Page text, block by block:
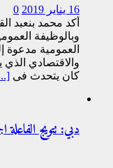
16 يناير 2019
0
أكد محمد بنعبد
وبالوظيفة
العمومية مدعوة
والاقتصادي الذي
كان يتحدث في
دبي: تتويج الفاعلة